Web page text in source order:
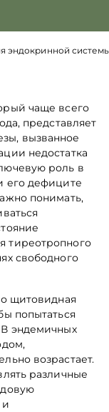
эндокринной
чаще всего
представляет
вызванное
недостатка
роль в
его дефиците
понимать,
тиреотропного
свободного
щитовидная
попытаться
В эндемичных
возрастает.
различные
и